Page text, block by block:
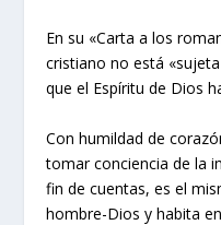
En su «Carta a los
cristiano no está
que el Espíritu de Dios
Con humildad de
tomar conciencia de la
fin de cuentas, es el
hombre-Dios y habita